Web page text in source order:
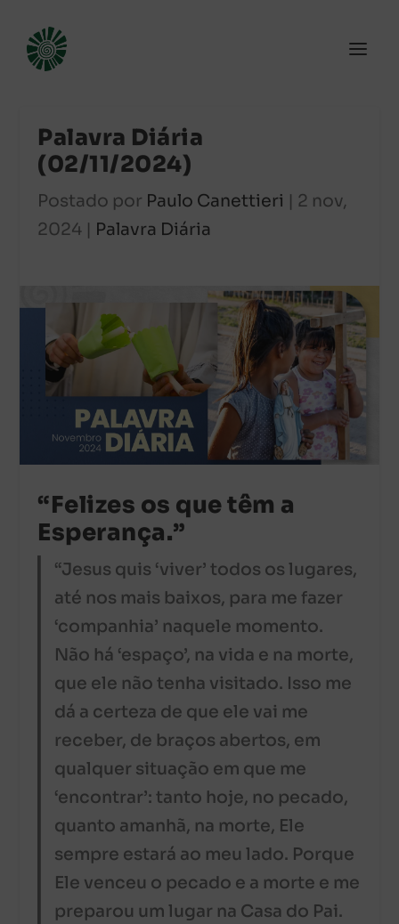
Palavra Diária
(02/11/2024)
Postado por Paulo Canettieri | 2 nov,
2024 | Palavra Diária
“Felizes os que têm a
Esperança.”
“Jesus quis ‘viver’ todos os lugares,
até nos mais baixos, para me fazer
‘companhia’ naquele momento.
Não há ‘espaço’, na vida e na morte,
que ele não tenha visitado. Isso me
dá a certeza de que ele vai me
receber, de braços abertos, em
qualquer situação em que me
‘encontrar’: tanto hoje, no pecado,
quanto amanhã, na morte, Ele
sempre estará ao meu lado. Porque
Ele venceu o pecado e a morte e me
preparou um lugar na Casa do Pai.